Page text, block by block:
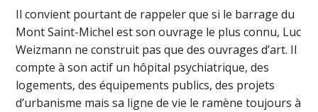
Il convient pourtant de rappeler que si le barrage du
Mont Saint-Michel est son ouvrage le plus connu, Luc
Weizmann ne construit pas que des ouvrages d’art. Il
compte à son actif un hôpital psychiatrique, des
logements, des équipements publics, des projets
d’urbanisme mais sa ligne de vie le ramène toujours à